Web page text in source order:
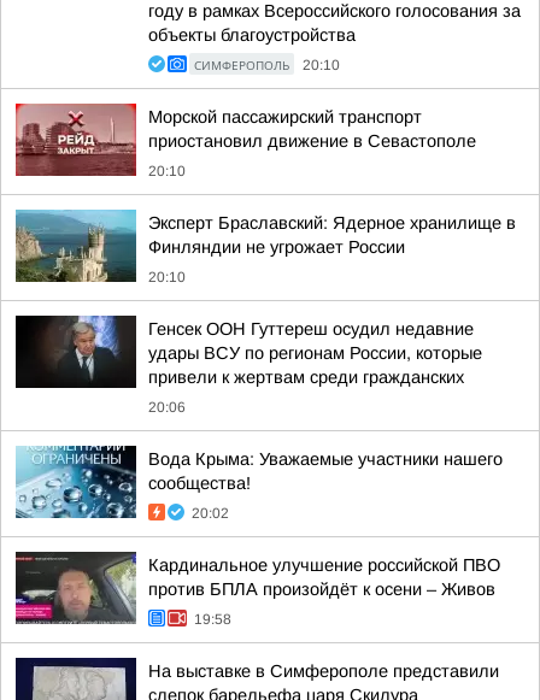
году в рамках Всероссийского голосования за
объекты благоустройства
СИМФЕРОПОЛЬ 20:10
Морской пассажирский транспорт
приостановил движение в Севастополе
20:10
Эксперт Браславский: Ядерное хранилище в
Финляндии не угрожает России
20:10
Генсек ООН Гуттереш осудил недавние
удары ВСУ по регионам России, которые
привели к жертвам среди гражданских
20:06
Вода Крыма: Уважаемые участники нашего
сообщества!
20:02
Кардинальное улучшение российской ПВО
против БПЛА произойдёт к осени – Живов
19:58
На выставке в Симферополе представили
слепок барельефа царя Скилура